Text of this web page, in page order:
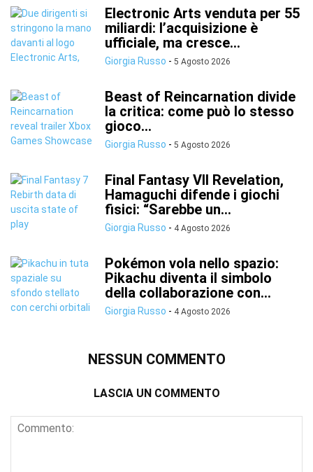
Electronic Arts venduta per 55
miliardi: l’acquisizione è
ufficiale, ma cresce...
Giorgia Russo - 5 Agosto 2026
Beast of Reincarnation divide
la critica: come può lo stesso
gioco...
Giorgia Russo - 5 Agosto 2026
Final Fantasy VII Revelation,
Hamaguchi difende i giochi
fisici: “Sarebbe un...
Giorgia Russo - 4 Agosto 2026
Pokémon vola nello spazio:
Pikachu diventa il simbolo
della collaborazione con...
Giorgia Russo - 4 Agosto 2026
NESSUN COMMENTO
LASCIA UN COMMENTO